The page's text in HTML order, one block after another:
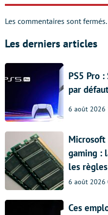
Les commentaires sont fermés.
Les derniers articles
PS5 Pro :
par
6 août 2026
Microsoft
gaming :
les règles
6 août 2026
Ces